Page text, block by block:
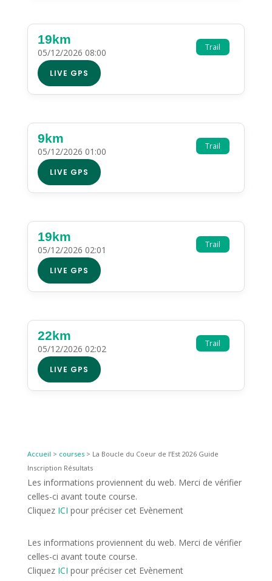
Trail
19km
05/12/2026 08:00
LIVE GPS
Trail
9km
05/12/2026 01:00
LIVE GPS
Trail
19km
05/12/2026 02:01
LIVE GPS
Trail
22km
05/12/2026 02:02
LIVE GPS
Accueil > courses> La Boucle du Coeur de l’Est 2026 Guide
Inscription Résultats
Les informations proviennent du web. Merci de vérifier
celles-ci avant toute course.
Cliquez ICI pour préciser cet Evènement
Les informations proviennent du web. Merci de vérifier
celles-ci avant toute course.
Cliquez ICI pour préciser cet Evènement